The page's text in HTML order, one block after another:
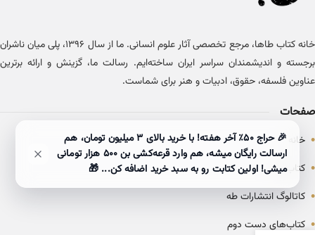
خانه کتاب طاها، مرجع تخصصی آثار علوم انسانی. ما از سال ۱۳۹۶، پلی میان ناشران
برجسته و اندیشمندان سراسر ایران ساخته‌ایم. رسالت ما، گزینش و ارائه برترین
عناوین فلسفه، حقوق، ادبیات و هنر برای شماست.
صفحات
• خانه
• کتاب‌ها
• کاتالوگ انتشارات طه
• کتاب‌های دست دوم
🎉 حراج ۵۰٪ آخر هفته! با خرید بالای 3 میلیون تومان، هم
ارسالت رایگان میشه، هم وارد قرعه‌کشی بن ۵۰۰ هزار تومانی
میشی! اولین کتابت رو به سبد خرید اضافه کن... 🎁